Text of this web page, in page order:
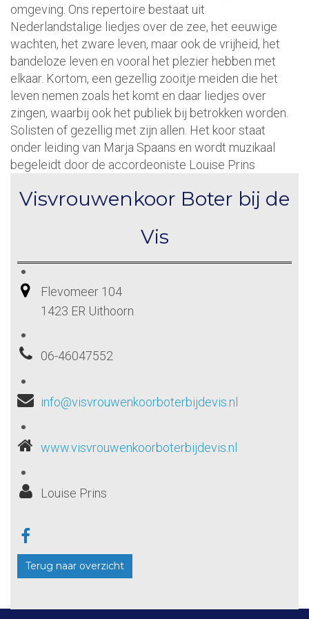
omgeving. Ons repertoire bestaat uit
Nederlandstalige liedjes over de zee, het eeuwige
wachten, het zware leven, maar ook de vrijheid, het
bandeloze leven en vooral het plezier hebben met
elkaar. Kortom, een gezellig zooitje meiden die het
leven nemen zoals het komt en daar liedjes over
zingen, waarbij ook het publiek bij betrokken worden.
Solisten of gezellig met zijn allen. Het koor staat
onder leiding van Marja Spaans en wordt muzikaal
begeleidt door de accordeoniste Louise Prins
Visvrouwenkoor Boter bij de
Vis
Flevomeer 104
1423 ER Uithoorn
06-46047552
info@visvrouwenkoorboterbijdevis.nl
www.visvrouwenkoorboterbijdevis.nl
Louise Prins
Terug naar overzicht